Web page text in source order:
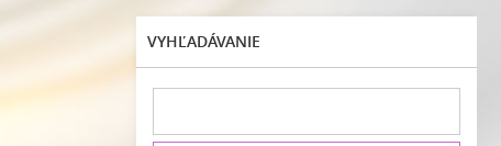
VYHĽADÁVANIE